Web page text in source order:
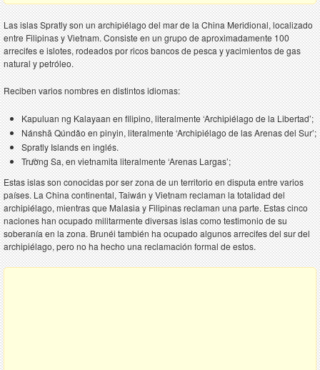
Las islas Spratly son un archipiélago del mar de la China Meridional, localizado
entre Filipinas y Vietnam. Consiste en un grupo de aproximadamente 100
arrecifes e islotes, rodeados por ricos bancos de pesca y yacimientos de gas
natural y petróleo.
Reciben varios nombres en distintos idiomas:
Kapuluan ng Kalayaan en filipino, literalmente ‘Archipiélago de la Libertad’;
Nánshā Qúndǎo en pinyin, literalmente ‘Archipiélago de las Arenas del Sur’;
Spratly Islands en inglés.
Trường Sa, en vietnamita literalmente ‘Arenas Largas’;
Estas islas son conocidas por ser zona de un territorio en disputa entre varios
países. La China continental, Taiwán y Vietnam reclaman la totalidad del
archipiélago, mientras que Malasia y Filipinas reclaman una parte. Estas cinco
naciones han ocupado militarmente diversas islas como testimonio de su
soberanía en la zona. Brunéi también ha ocupado algunos arrecifes del sur del
archipiélago, pero no ha hecho una reclamación formal de estos.